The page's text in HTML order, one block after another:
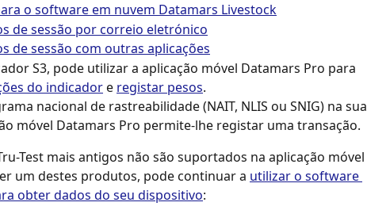
o software em nuvem Datamars Livestock
de sessão por correio eletrónico
de sessão com outras aplicações
S3, pode utilizar a aplicação móvel Datamars Pro para
do indicador e registar pesos.
nacional de rastreabilidade (NAIT, NLIS ou SNIG) na sua
móvel Datamars Pro permite-lhe registar uma transação.
Test mais antigos não são suportados na aplicação móvel
um destes produtos, pode continuar a utilizar o software
obter dados do seu dispositivo: